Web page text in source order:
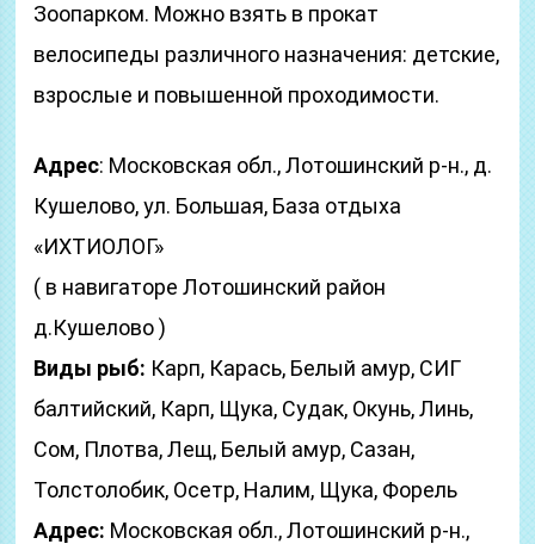
Зоопарком. Можно взять в прокат
велосипеды различного назначения: детские,
взрослые и повышенной проходимости.
Адрес: Московская обл., Лотошинский р-н., д.
Кушелово, ул. Большая, База отдыха
«ИХТИОЛОГ»
( в навигаторе Лотошинский район
д.Кушелово )
Виды рыб: Карп, Карась, Белый амур, СИГ
балтийский, Карп, Щука, Судак, Окунь, Линь,
Сом, Плотва, Лещ, Белый амур, Сазан,
Толстолобик, Осетр, Налим, Щука, Форель
Адрес: Московская обл., Лотошинский р-н.,